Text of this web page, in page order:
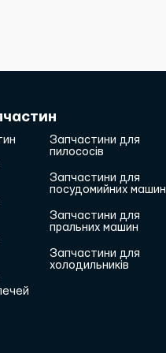
Запчастини для
пилососів
Запчастини для
посудомийних машин
Запчастини для
пральних машин
Запчастини для
холодильників